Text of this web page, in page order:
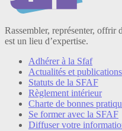
Rassembler, représenter, offrir
est un lieu d’expertise.
Adhérer à la Sfaf
Actualités et publications
Statuts de la SFAF
Règlement intérieur
Charte de bonnes
Se former avec la SFAF
Diffuser votre